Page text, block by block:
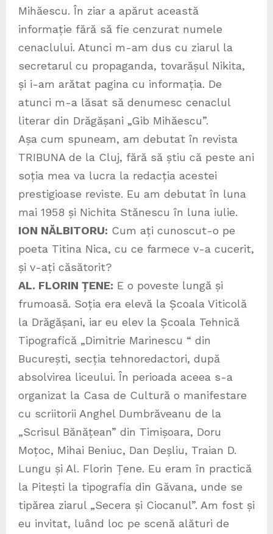
Mihăescu. În ziar a apărut această
informație fără să fie cenzurat numele
cenaclului. Atunci m-am dus cu ziarul la
secretarul cu propaganda, tovarășul Nikita,
și i-am arătat pagina cu informația. De
atunci m-a lăsat să denumesc cenaclul
literar din Drăgășani „Gib Mihăescu”.
Așa cum spuneam, am debutat în revista
TRIBUNA de la Cluj, fără să știu că peste ani
soția mea va lucra la redacția acestei
prestigioase reviste. Eu am debutat în luna
mai 1958 și Nichita Stănescu în luna iulie.
ION NĂLBITORU: Cum ați cunoscut-o pe
poeta Titina Nica, cu ce farmece v-a cucerit,
și v-ați căsătorit?
AL. FLORIN ȚENE: E o poveste lungă și
frumoasă. Soția era elevă la Școala Viticolă
la Drăgășani, iar eu elev la Școala Tehnică
Tipografică „Dimitrie Marinescu “ din
București, secția tehnoredactori, după
absolvirea liceului. În perioada aceea s-a
organizat la Casa de Cultură o manifestare
cu scriitorii Anghel Dumbrăveanu de la
„Scrisul Bănățean” din Timișoara, Doru
Moțoc, Mihai Beniuc, Dan Deșliu, Traian D.
Lungu și Al. Florin Țene. Eu eram în practică
la Pitești la tipografia din Găvana, unde se
tipărea ziarul „Secera și Ciocanul”. Am fost și
eu invitat, luând loc pe scenă alături de